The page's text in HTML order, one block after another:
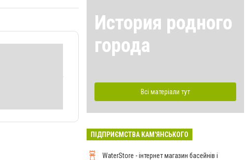
История родного
города
Всі матеріали тут
ПІДПРИЄМСТВА КАМ'ЯНСЬКОГО
WaterStore - інтернет магазин басейнів і